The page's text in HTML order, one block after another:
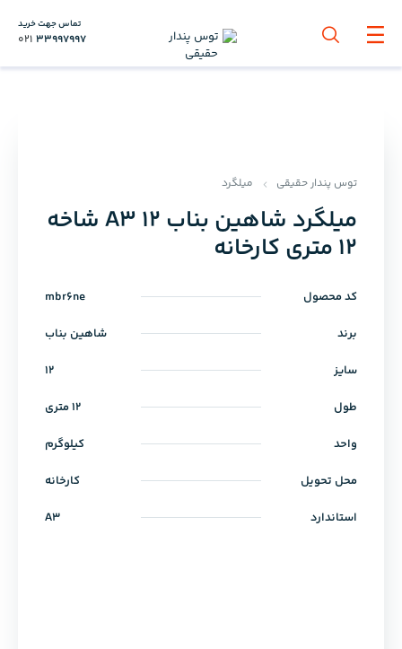
تماس جهت خرید
021 33997997
توس پندار حقیقی میلگرد
میلگرد شاهین بناب 12 A3 شاخه
12 متری کارخانه
کد محصول mbr6ne
برند شاهین بناب
سایز 12
طول 12 متری
واحد کیلوگرم
محل تحویل کارخانه
استاندارد A3